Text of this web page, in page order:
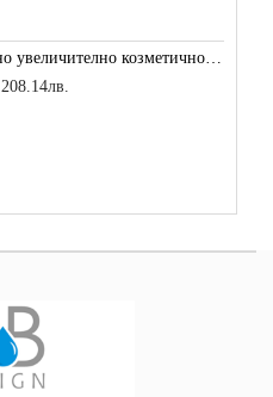
Двустранно увеличително козметично огледало за баня Vitra Arkitekt
208.14лв.